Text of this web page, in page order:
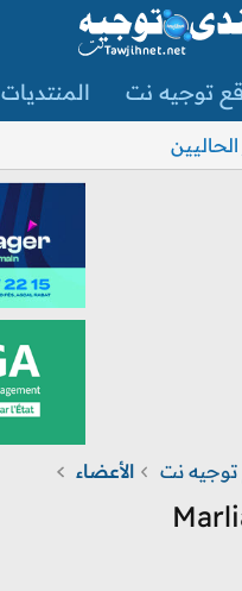
توجيه نت المنتديات
الحاليين
نت الأعضاء